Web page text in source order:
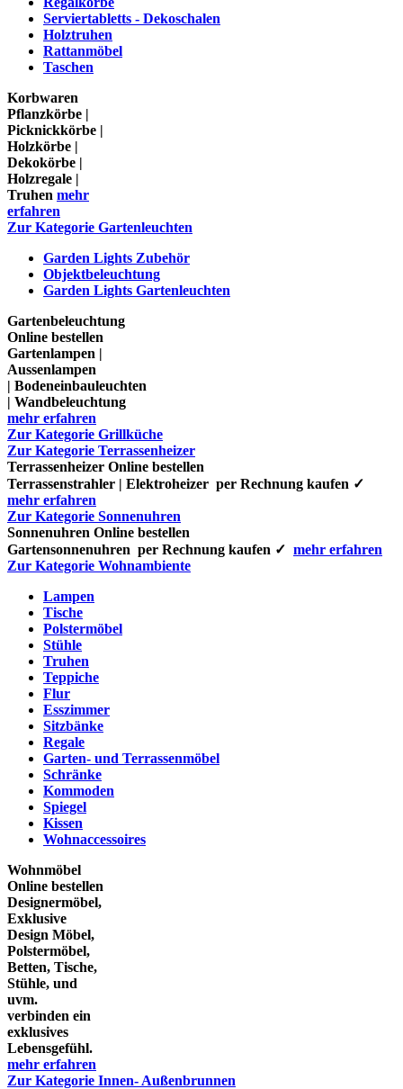
Serviertabletts - Dekoschalen
Holztruhen
Rattanmöbel
Taschen
Korbwaren
Pflanzkörbe |
Picknickkörbe |
Holzkörbe |
Dekokörbe |
Holzregale |
Truhen mehr
erfahren
Zur Kategorie Gartenleuchten
Garden Lights Zubehör
Objektbeleuchtung
Garden Lights Gartenleuchten
Gartenbeleuchtung
Online bestellen
Gartenlampen |
Aussenlampen
| Bodeneinbauleuchten
| Wandbeleuchtung
mehr erfahren
Zur Kategorie Grillküche
Zur Kategorie Terrassenheizer
Terrassenheizer Online bestellen
Terrassenstrahler | Elektroheizer per Rechnung kaufen ✓
mehr erfahren
Zur Kategorie Sonnenuhren
Sonnenuhren Online bestellen
Gartensonnenuhren per Rechnung kaufen ✓ mehr erfahren
Zur Kategorie Wohnambiente
Lampen
Tische
Polstermöbel
Stühle
Truhen
Teppiche
Flur
Esszimmer
Sitzbänke
Regale
Garten- und Terrassenmöbel
Schränke
Kommoden
Spiegel
Kissen
Wohnaccessoires
Wohnmöbel
Online bestellen
Designermöbel,
Exklusive
Design Möbel,
Polstermöbel,
Betten, Tische,
Stühle, und
uvm.
verbinden ein
exklusives
Lebensgefühl.
mehr erfahren
Zur Kategorie Innen- Außenbrunnen